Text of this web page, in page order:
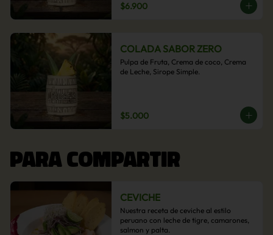
$6.900
COLADA SABOR ZERO
Pulpa de Fruta, Crema de coco, Crema
de Leche, Sirope Simple.
$5.000
PARA COMPARTIR
CEVICHE
Nuestra receta de ceviche al estilo
peruano con leche de tigre, camarones,
salmon y palta.